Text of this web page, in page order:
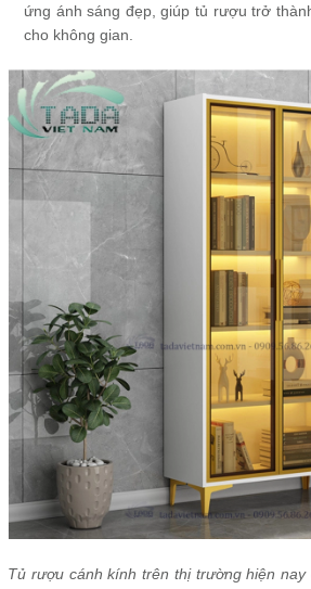
ứng ánh sáng đẹp, giúp tủ rượu trở
cho không gian.
Tủ rượu cánh kính trên thị trường hiện nay